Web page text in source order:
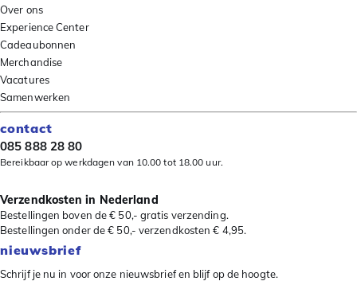
Over ons
Experience Center
Cadeaubonnen
Merchandise
Vacatures
Samenwerken
contact
085 888 28 80
Bereikbaar op werkdagen van 10.00 tot 18.00 uur.
Verzendkosten in Nederland
Bestellingen boven de € 50,- gratis verzending.
Bestellingen onder de € 50,- verzendkosten € 4,95.
nieuwsbrief
Schrijf je nu in voor onze nieuwsbrief en blijf op de hoogte.